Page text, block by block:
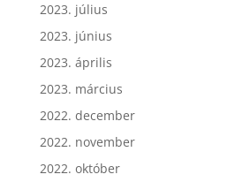
2023. július
2023. június
2023. április
2023. március
2022. december
2022. november
2022. október